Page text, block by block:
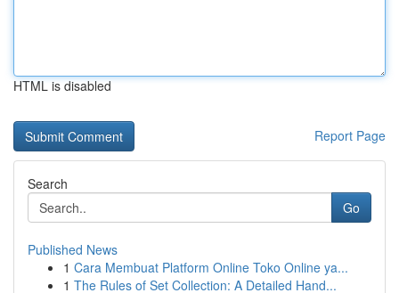
HTML is disabled
Report Page
Search
Go
Published News
1 Cara Membuat Platform Online Toko Online ya...
1 The Rules of Set Collection: A Detailed Hand...